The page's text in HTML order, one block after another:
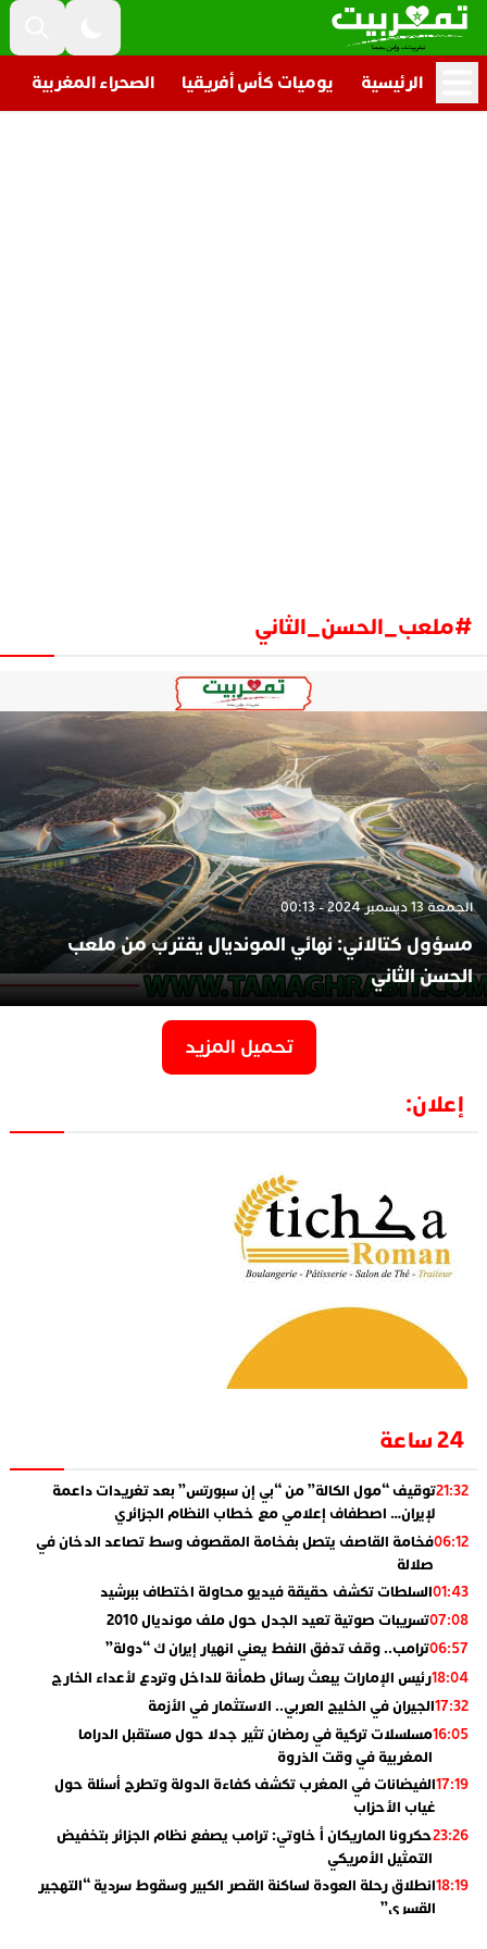
الرئيسية يوميات كأس أفريقيا الصحراء المغربية
#ملعب_الحسن_الثاني
الجمعة 13 ديسمبر 2024 - 00:13
مسؤول كتالاني: نهائي المونديال يقترب من ملعب
الحسن الثاني
تحميل المزيد
إعلان:
24 ساعة
21:32توقيف “مول الكالة” من “بي إن سبورتس” بعد تغريدات داعمة
لإيران… اصطفاف إعلامي مع خطاب النظام الجزائري
06:12فخامة القاصف يتصل بفخامة المقصوف وسط تصاعد الدخان في
صلالة
01:43السلطات تكشف حقيقة فيديو محاولة اختطاف ببرشيد
07:08تسريبات صوتية تعيد الجدل حول ملف مونديال 2010
06:57ترامب.. وقف تدفق النفط يعني انهيار إيران ك “دولة”
18:04رئيس الإمارات يبعث رسائل طمأنة للداخل وتردع لأعداء الخارج
17:32الجيران في الخليج العربي.. الاستثمار في الأزمة
16:05مسلسلات تركية في رمضان تثير جدلا حول مستقبل الدراما
المغربية في وقت الذروة
17:19الفيضانات في المغرب تكشف كفاءة الدولة وتطرح أسئلة حول
غياب الأحزاب
23:26حكرونا الماريكان أ خاوتي: ترامب يصفع نظام الجزائر بتخفيض
التمثيل الأمريكي
18:19انطلاق رحلة العودة لساكنة القصر الكبير وسقوط سردية “التهجير
القسري”